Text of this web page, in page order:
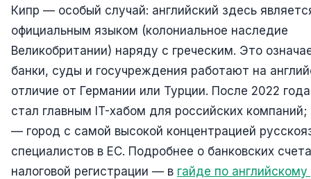
Кипр — особый случай: английский здесь
официальным языком (колониальное наследие
Великобритании) наряду с греческим. Это
банки, суды и госучреждения работают на
отличие от Германии или Турции. После 2022
стал главным IT-хабом для российских
— город с самой высокой концентрацией
специалистов в ЕС. Подробнее о банковских
налоговой регистрации — в гайде по